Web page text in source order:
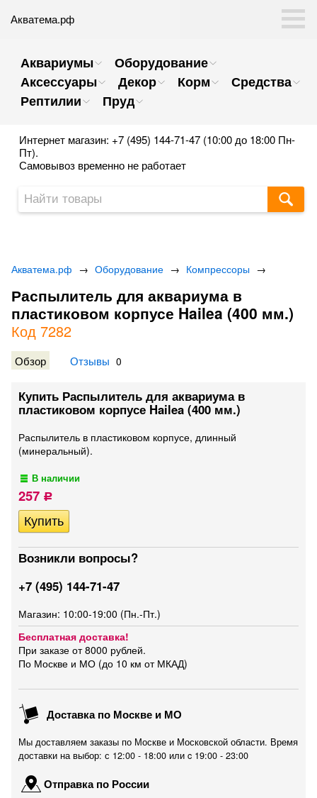
Акватема.рф
Аквариумы
Оборудование
Аксессуары
Декор Корм
Средства
Рептилии
Пруд
Интернет магазин: +7 (495) 144-71-47 (10:00 до 18:00 Пн-
Пт).
Самовывоз временно не работает
Акватема.рф → Оборудование → Компрессоры →
Распылитель для аквариума в
пластиковом корпусе Hailea (400 мм.)
Код 7282
Обзор Отзывы 0
Купить Распылитель для аквариума в
пластиковом корпусе Hailea (400 мм.)
Распылитель в пластиковом корпусе, длинный
(минеральный).
В наличии
257 Р
Возникли вопросы?
+7 (495) 144-71-47
Магазин: 10:00-19:00 (Пн.-Пт.)
Бесплатная доставка!
При заказе от 8000 рублей.
По Москве и МО (до 10 км от МКАД)
Доставка по Москве и МО
Мы доставляем заказы по Москве и Московской области. Время
доставки на выбор: с 12:00 - 18:00 или c 19:00 - 23:00
Отправка по России